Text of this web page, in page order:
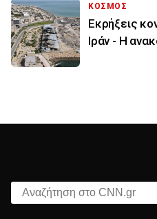
ΚΟΣΜΟΣ
Εκρήξεις
Ιράν - Η
Αναζήτηση στο CNN.gr